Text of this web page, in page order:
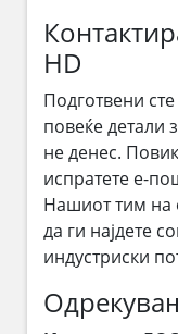
HD
Подготвени
повеќе детали
не денес.
испратете е-
Нашиот тим на
да ги најдете
индустриски